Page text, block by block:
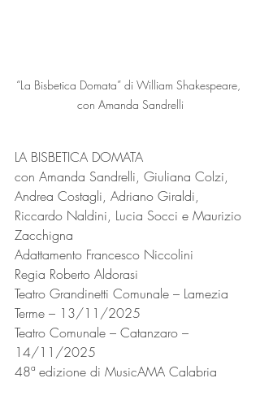
“La Bisbetica Domata” di William Shakespeare,
con Amanda Sandrelli
LA BISBETICA DOMATA
con Amanda Sandrelli, Giuliana Colzi,
Andrea Costagli, Adriano Giraldi,
Riccardo Naldini, Lucia Socci e Maurizio
Zacchigna
Adattamento Francesco Niccolini
Regia Roberto Aldorasi
Teatro Grandinetti Comunale – Lamezia
Terme – 13/11/2025
Teatro Comunale – Catanzaro –
14/11/2025
48ª edizione di MusicAMA Calabria